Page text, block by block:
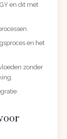
en dit met
en het
zonder